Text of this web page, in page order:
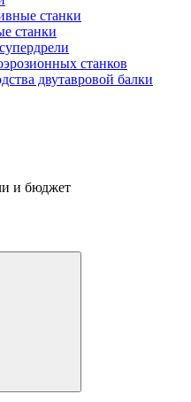
станки
станки
станков
двутавровой балки
и бюджет